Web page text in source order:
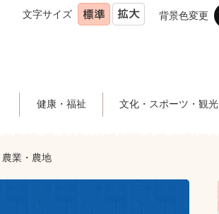
文字サイズ 背景色変更
健康・福祉 文化・スポーツ・観光
農業・農地